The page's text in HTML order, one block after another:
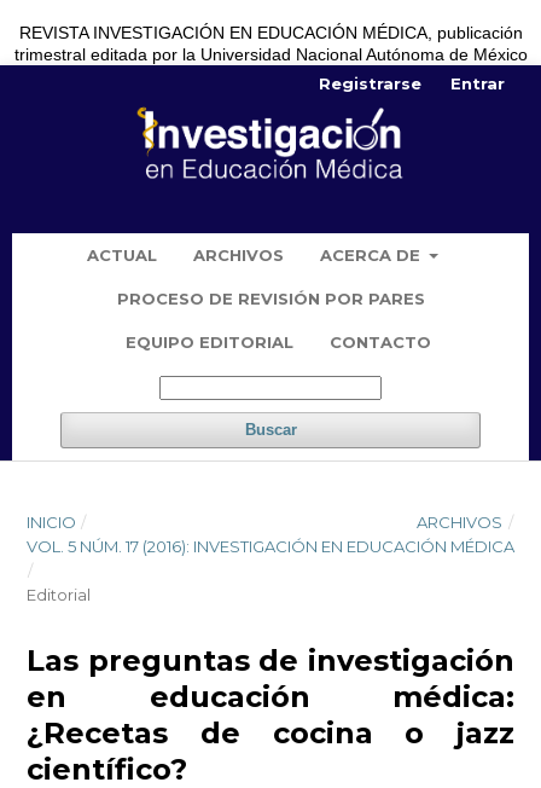
REVISTA INVESTIGACIÓN EN EDUCACIÓN MÉDICA, publicación
trimestral editada por la Universidad Nacional Autónoma de México
ACTUAL ARCHIVOS ACERCA DE
PROCESO DE REVISIÓN POR PARES
EQUIPO EDITORIAL CONTACTO
Buscar
Registrarse Entrar
INICIO / ARCHIVOS /
VOL. 5 NÚM. 17 (2016): INVESTIGACIÓN EN EDUCACIÓN MÉDICA
/
Editorial
Las preguntas de investigación
en educación médica:
¿Recetas de cocina o jazz
científico?